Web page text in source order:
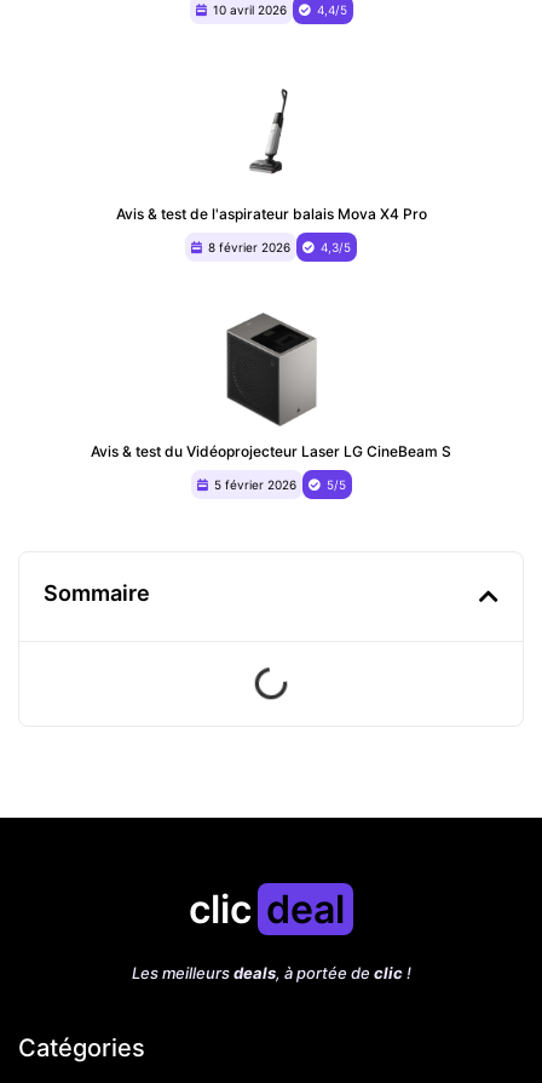
10 avril 2026 4,4/5
Avis & test de l'aspirateur balais Mova X4 Pro
8 février 2026 4,3/5
Avis & test du ‎Vidéoprojecteur Laser LG CineBeam S
5 février 2026 5/5
Sommaire
clic deal
Les meilleursdeals, à portée de clic!
Catégories